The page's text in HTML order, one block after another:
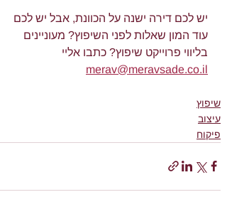
יש לכם דירה ישנה על הכוונת, אבל יש לכם
עוד המון שאלות לפני השיפוץ? מעוניינים
בליווי פרוייקט שיפוץ? כתבו אליי
merav@meravsade.co.il
שיפוץ
עיצוב
פיקוח